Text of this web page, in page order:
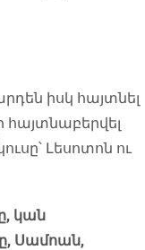
իսկ հայտնել
հայտնաբերվել
Լեսոտոն ու
կան
Սամոան,